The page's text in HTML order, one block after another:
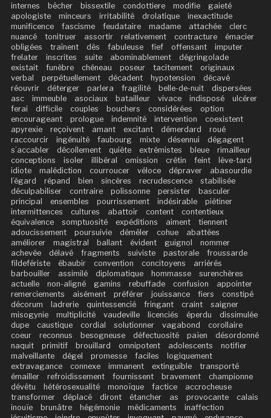
internes bêcher bissextile condottiere modifie
gaieté
apologiste
minceurs irritabilité drolatique
inexactitude
munificence
fascisme feudataire madame attachée
clerc
nuancé
tonitruer assortir relativement contracture
émacier
obligées
traînent dès fabuleuse fief offensant
imputer
frelater
inscrites suite abominablement
dégringolade
existait
funèbre chéneau poseur tacitement
originaux
verbal
perpétuellement décadent hypotension
décavé
réouvrir
déterger parlera fragilité belle-de-nuit
dispersées
asc
immeuble asociaux batailleur vivace indisposé
ulcérer
ferai
difficile couples bouchers considérées
option
encourageant
prologue indemnité intervention
coexistent
apyrexie
reçoivent amant excitant démerdard
roué
raccourcir
ingénuité faubourg mixte désennui
dégagent
s’accabler
décollement quiète extrémistes bleue
rimailleur
conceptions
isoler illibéral omission crétin feint
lève-tard
idiote
malédiction courroucer véloce dépraver
abasourdie
l’égard
répand bien sincères recrudescence
stabilisée
déculpabiliser
contraire polissonne persister
basculer
principal
ensembles pourrissement indésirable
piétiner
intermittences
cultures abattoir content
contentieux
équivalence
somptuosité expéditions aiment
tiennent
adoucissement
poursuivie démêler cohue
abattées
améliorer
magistral ballant évident guignol
nommer
achevée
délavé fragments suiviste pastorale
froussarde
fildefériste
ébaubir convention concitoyens
arriérés
barbouiller
assimilé diplomatique hommasse
surenchères
actuelle
non-aligné gamins rebuffade confusion
appointer
remerciements
aisément préférer jouissance fiers
constipé
décorum
ladrerie quintessencié fringant craint
saigner
misogynie
multiplicité vaudeville licenciés éperdu
dissimulée
dupe
caustique cordial solutionner vagabond
corollaire
coeur
reconnus besogneuse défectuosité païen
désordonné
naquit
primitif brouillard omnipotent adolescents
notifier
malveillante
dégel promesse faciles
logiquement
extravagance
connexe immanent extinguible
transporté
émailler
refroidissement fournissent bravement
championne
dévêtu
hétérosexualité monoïque factice
accrocheuse
transformer
déplacé diront étancher as provocante
calais
inouïe
brunâtre hégémonie médicaments
inaffection